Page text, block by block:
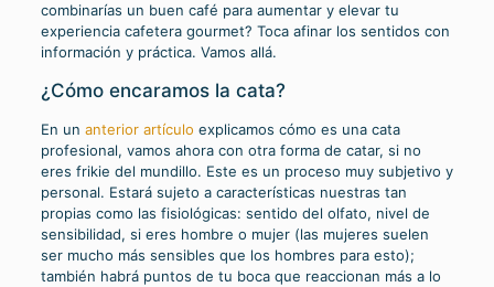
combinarías un buen café para aumentar y elevar tu
experiencia cafetera gourmet? Toca afinar los sentidos con
información y práctica. Vamos allá.
¿Cómo encaramos la cata?
En un anterior artículo explicamos cómo es una cata
profesional, vamos ahora con otra forma de catar, si no
eres frikie del mundillo. Este es un proceso muy subjetivo y
personal. Estará sujeto a características nuestras tan
propias como las fisiológicas: sentido del olfato, nivel de
sensibilidad, si eres hombre o mujer (las mujeres suelen
ser mucho más sensibles que los hombres para esto);
también habrá puntos de tu boca que reaccionan más a lo